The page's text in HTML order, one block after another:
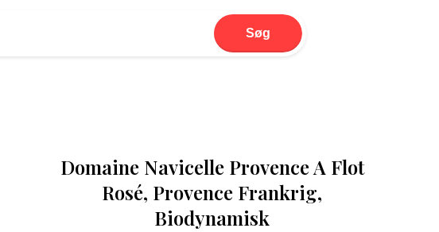
Søg
Domaine Navicelle Provence A Flot
Rosé, Provence Frankrig,
Biodynamisk